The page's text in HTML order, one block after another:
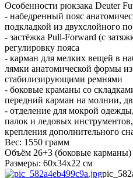
Особенности рюкзака Deuter
- набедренный пояс
подкладкой из двухслойного
- застёжка Pull-Forward (с
регулировку пояса
- карман для мелких вещей в
лямки анатомической формы
стабилизирующими ремнями
- боковые краманы со
передний карман на молнии,
- отделение для мокрой
палок и ледовых
крепления дополнительного
Вес: 1550 грамм
Объём 26+3 (боковые карманы)
Размеры: 60x34x22 см